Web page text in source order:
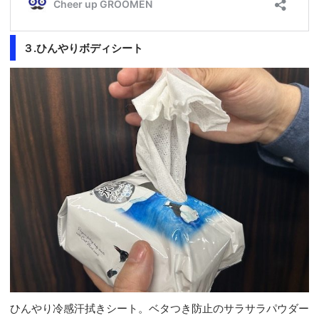
３.ひんやりボディシート
ひんやり冷感汗拭きシート。ベタつき防止のサラサラパウダー